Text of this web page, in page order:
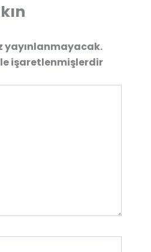
yayınlanmayacak.
işaretlenmişlerdir